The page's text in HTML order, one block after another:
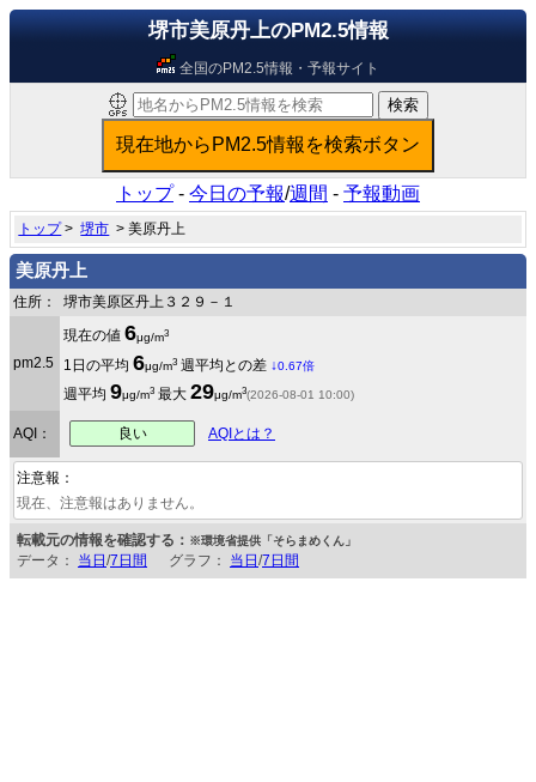
堺市美原丹上のPM2.5情報
全国のPM2.5情報・予報サイト
トップ- 今日の予報/週間 - 予報動画
トップ>堺市 > 美原丹上
美原丹上
住所： 堺市美原区丹上３２９－１
pm2.5
現在の値 6μg/m3
1日の平均 6μg/m3 週平均との差 ↓0.67倍
週平均 9μg/m3 最大 29μg/m3(2026-08-01 10:00)
AQI： 良い AQIとは？
注意報：
現在、注意報はありません。
転載元の情報を確認する： ※環境省提供「そらまめくん」
データ： 当日 /7日間 グラフ： 当日 /7日間